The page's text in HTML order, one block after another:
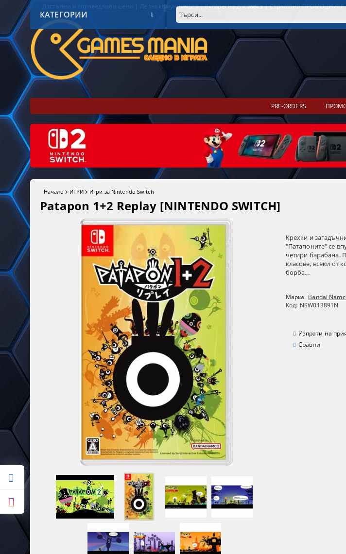
Достъпни и справедливи цени | Лесна комуникация | Експресна доставка | Страхотни ПРОМОЦИИ !!!
КАТЕГОРИИ
PRE-ORDERS
Начало ИГРИ Игри за Nintendo Switch
Patapon 1+2 Replay [NINTENDO SWITCH]
Крехки и
"Патапоните" се
четири барабана.
класове, всеки от
борба...
Марка: Bandai
Код: NSW013891N
Изпрати на
Сравни